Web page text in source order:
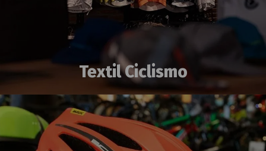
Textil Ciclismo